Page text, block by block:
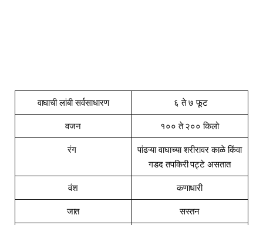
वाघाची लांबी सर्वसाधारण ६ ते ७ फूट
वजन १०० ते २०० किलो
रंग
पांढऱ्या वाघाच्या शरीरावर काळे किंवा
गडद तपकिरी पट्टे असतात
वंश कणाधारी
जात सस्तन